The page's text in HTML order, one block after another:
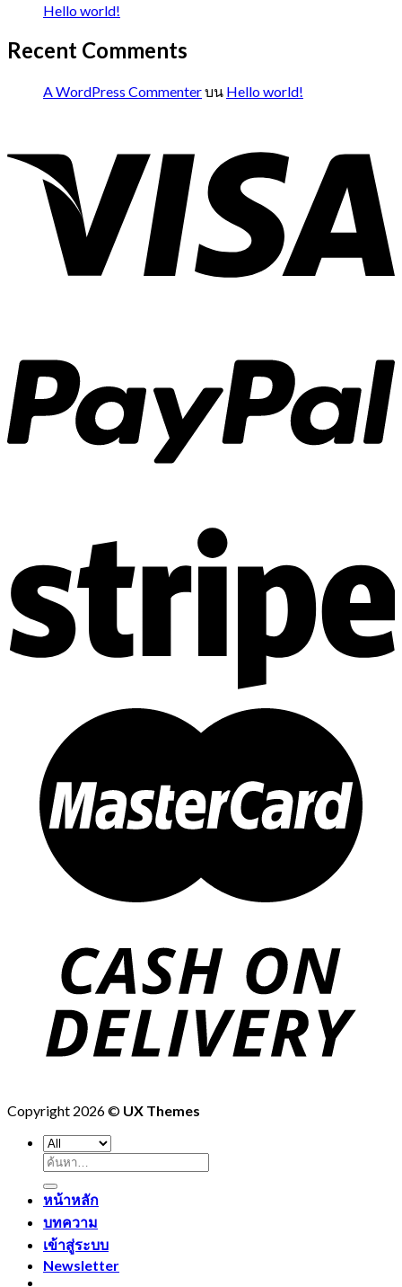
Hello world!
Recent Comments
A WordPress Commenterบน Hello world!
Copyright 2026 © UX Themes
ค้นหา:
หน้าหลัก
บทความ
เข้าสู่ระบบ
Newsletter